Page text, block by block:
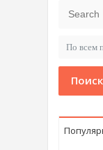
Поиск